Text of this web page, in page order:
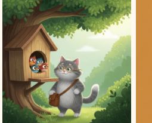
H.C.
Andersen
Jeanne-
Marie
Leprince
de
Beaumont